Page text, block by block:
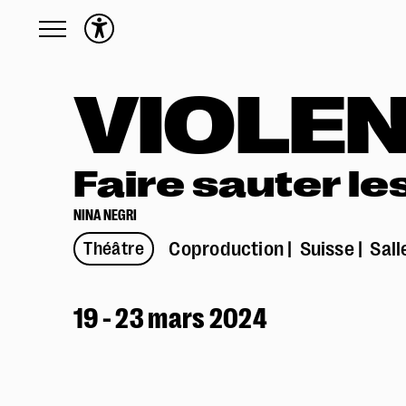
Toute la saison
Calendrier
English friendly
Précédemment
Actions culturelles
Présentation des Actions culturelles
En situation de handicap
Écoles
Faire sauter
NINA NEGRI
Théâtre Coproduction Suisse
19 - 23 mars 2024